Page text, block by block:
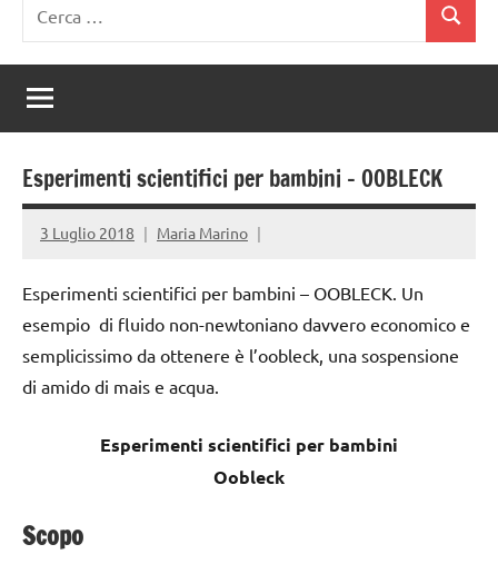
per:
Cerca
Esperimenti scientifici per bambini – OOBLECK
3 Luglio 2018 Maria Marino
Esperimenti scientifici per bambini – OOBLECK. Un
esempio di fluido non-newtoniano davvero economico e
semplicissimo da ottenere è l’oobleck, una sospensione
di amido di mais e acqua.
Esperimenti scientifici per bambini
Oobleck
Scopo